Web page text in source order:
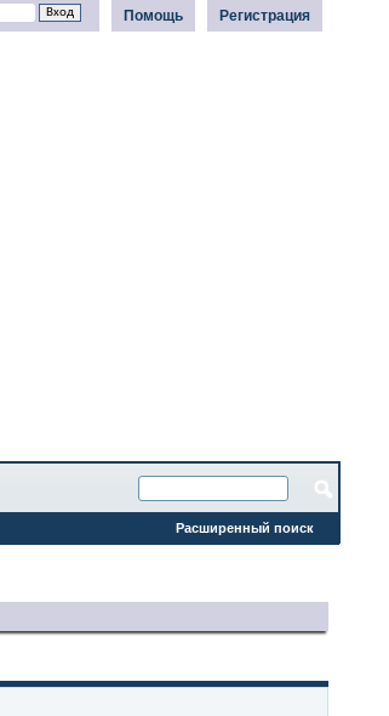
Регистрация
Помощь
Расширенный поиск